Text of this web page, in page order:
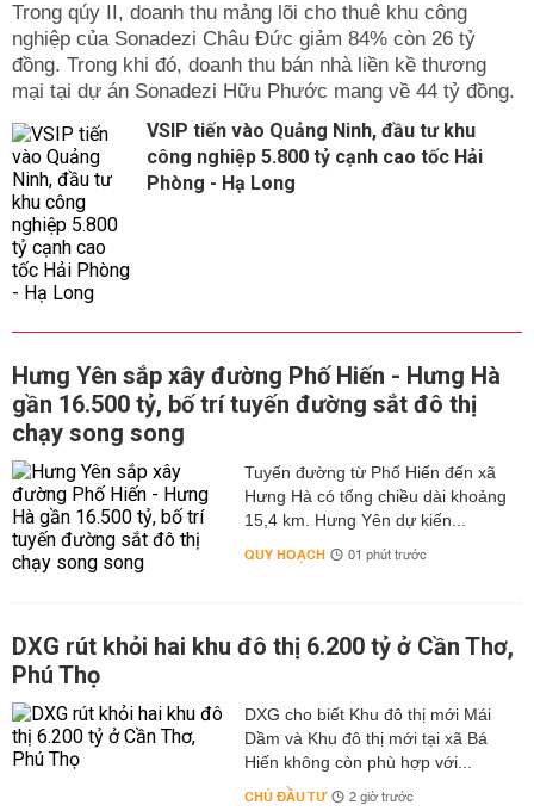
Trong qúy II, doanh thu mảng lõi cho thuê khu công
nghiệp của Sonadezi Châu Đức giảm 84% còn 26 tỷ
đồng. Trong khi đó, doanh thu bán nhà liền kề thương
mại tại dự án Sonadezi Hữu Phước mang về 44 tỷ đồng.
VSIP tiến vào Quảng Ninh, đầu tư khu
công nghiệp 5.800 tỷ cạnh cao tốc Hải
Phòng - Hạ Long
Hưng Yên sắp xây đường Phố Hiến - Hưng Hà
gần 16.500 tỷ, bố trí tuyến đường sắt đô thị
chạy song song
Tuyến đường từ Phố Hiến đến xã
Hưng Hà có tổng chiều dài khoảng
15,4 km. Hưng Yên dự kiến...
QUY HOẠCH 01 phút trước
DXG rút khỏi hai khu đô thị 6.200 tỷ ở Cần Thơ,
Phú Thọ
DXG cho biết Khu đô thị mới Mái
Dầm và Khu đô thị mới tại xã Bá
Hiến không còn phù hợp với...
CHỦ ĐẦU TƯ 2 giờ trước